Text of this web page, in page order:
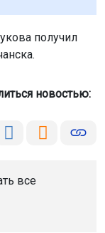
получил
новостью:
все